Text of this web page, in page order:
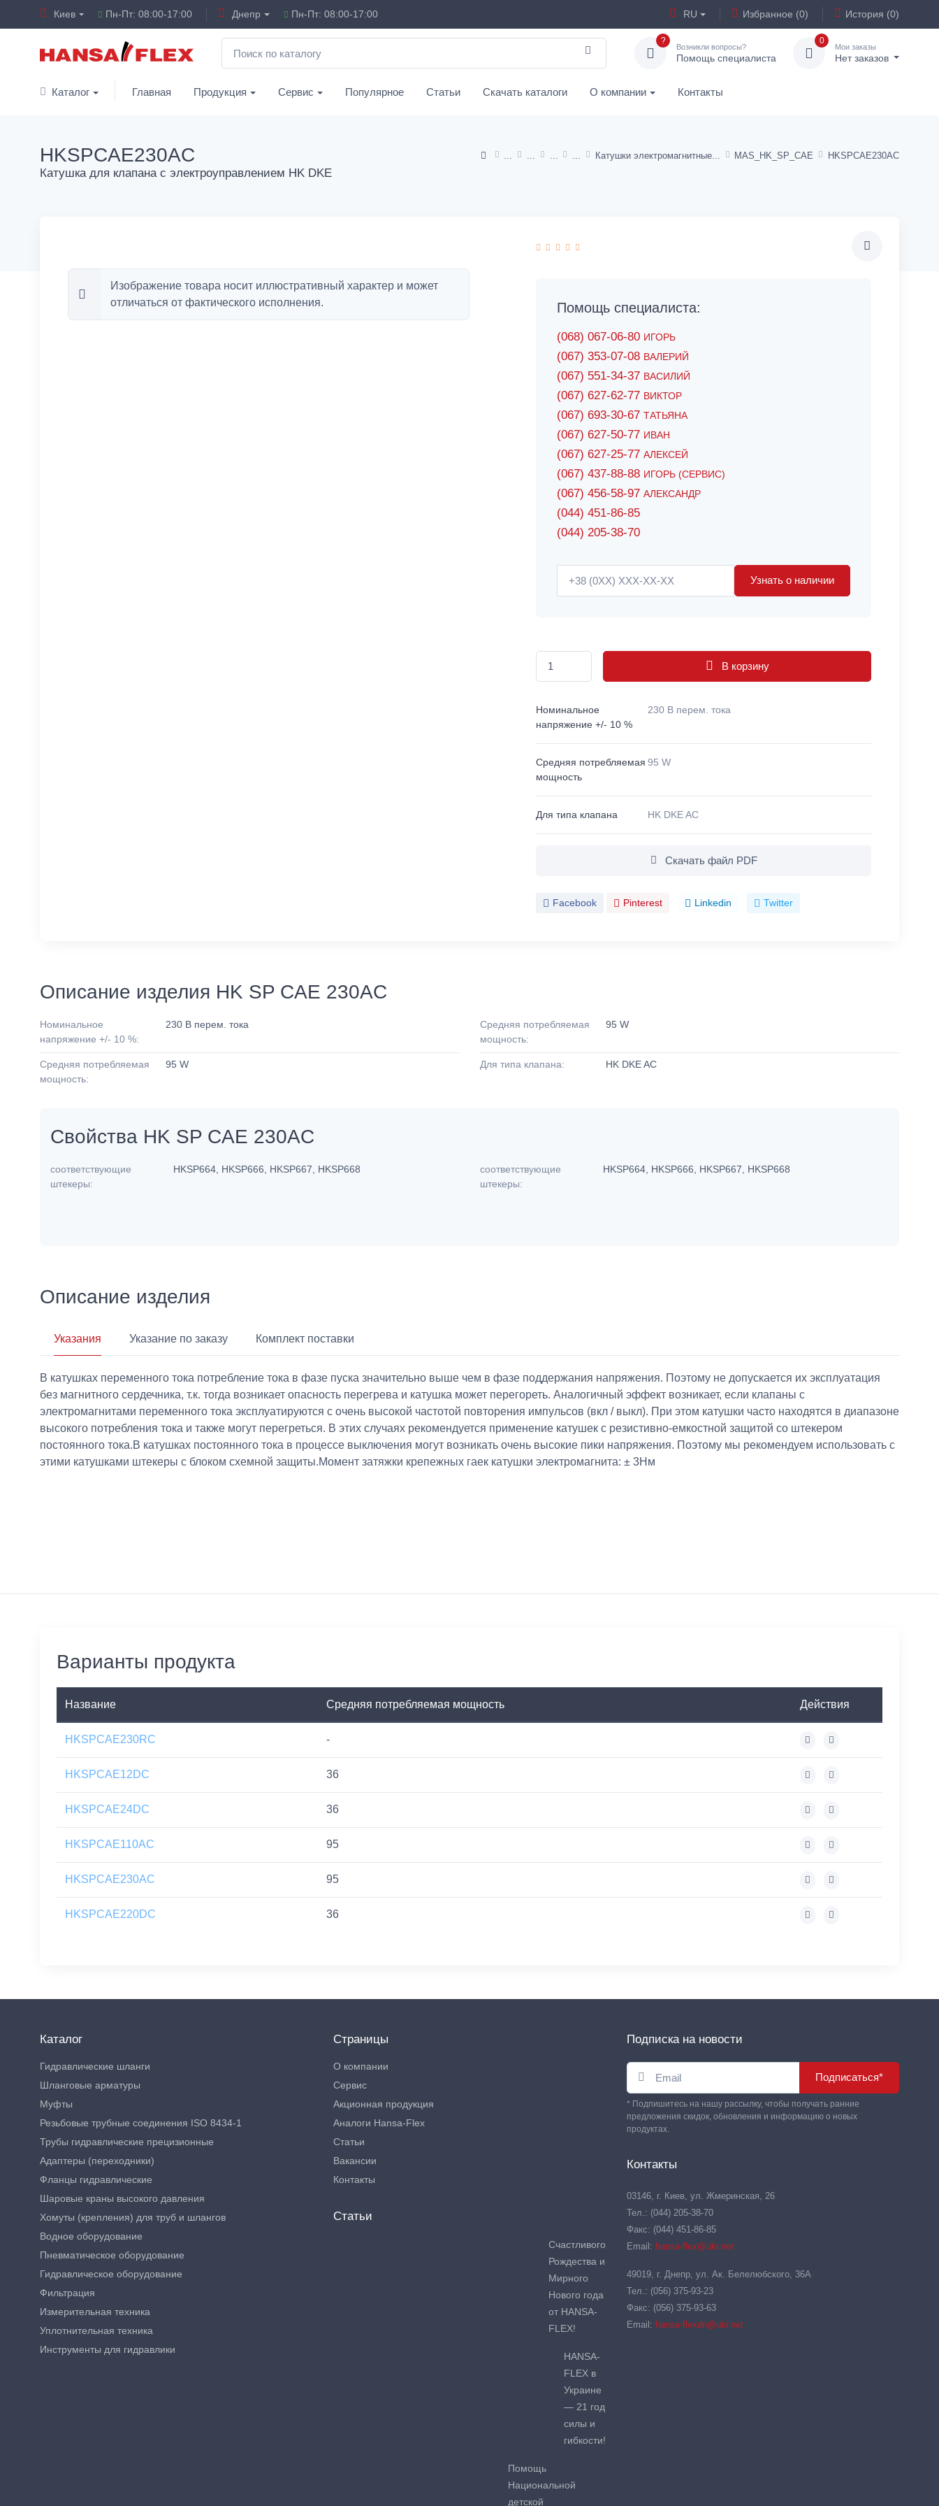
Киев Пн-Пт: 08:00-17:00 Днепр Пн-Пт: 08:00-17:00 RU Избранное (0) История (0)
?
Возникли вопросы?
Помощь специалиста
0
Мои заказы
Нет заказов
Каталог Главная Продукция Сервис Популярное Статьи Скачать каталоги О компании Контакты
Катушки электромагнитные MAS_HK_SP_CAE HKSPCAE230AC
HKSPCAE230AC
Катушка для клапана с электроуправлением HK DKE
Изображение товара носит иллюстративный характер и может
отличаться от фактического исполнения.
Помощь специалиста:
(068) 067-06-80 ИГОРЬ
(067) 353-07-08 ВАЛЕРИЙ
(067) 551-34-37 ВАСИЛИЙ
(067) 627-62-77 ВИКТОР
(067) 693-30-67 ТАТЬЯНА
(067) 627-50-77 ИВАН
(067) 627-25-77 АЛЕКСЕЙ
(067) 437-88-88 ИГОРЬ (СЕРВИС)
(067) 456-58-97 АЛЕКСАНДР
(044) 451-86-85
(044) 205-38-70
Узнать о наличии
В корзину
Номинальное
напряжение +/- 10 %
230 В перем. тока
Средняя потребляемая
мощность
95 W
Для типа клапана HK DKE AC
Скачать файл PDF
Facebook Pinterest Linkedin Twitter
Описание изделия HK SP CAE 230AC
Номинальное
напряжение +/- 10 %:
230 В перем. тока
Средняя потребляемая
мощность:
95 W
Средняя потребляемая
мощность:
95 W
Для типа клапана: HK DKE AC
Свойства HK SP CAE 230AC
соответствующие
штекеры:
HKSP664, HKSP666, HKSP667, HKSP668
соответствующие
штекеры:
HKSP664, HKSP666, HKSP667, HKSP668
Описание изделия
Указания Указание по заказу Комплект поставки
В катушках переменного тока потребление тока в фазе пуска значительно выше чем в фазе поддержания напряжения. Поэтому не допускается их эксплуатация
без магнитного сердечника, т.к. тогда возникает опасность перегрева и катушка может перегореть. Аналогичный эффект возникает, если клапаны с
электромагнитами переменного тока эксплуатируются с очень высокой частотой повторения импульсов (вкл / выкл). При этом катушки часто находятся в диапазоне
высокого потребления тока и также могут перегреться. В этих случаях рекомендуется применение катушек с резистивно-емкостной защитой со штекером
постоянного тока.В катушках постоянного тока в процессе выключения могут возникать очень высокие пики напряжения. Поэтому мы рекомендуем использовать с
этими катушками штекеры с блоком схемной защиты.Момент затяжки крепежных гаек катушки электромагнита: ± 3Нм
Варианты продукта
Название Средняя потребляемая мощность Действия
HKSPCAE230RC -
HKSPCAE12DC 36
HKSPCAE24DC 36
HKSPCAE110AC 95
HKSPCAE230AC 95
HKSPCAE220DC 36
Каталог
Гидравлические шланги
Шланговые арматуры
Муфты
Резьбовые трубные соединения ISO 8434-1
Трубы гидравлические прецизионные
Адаптеры (переходники)
Фланцы гидравлические
Шаровые краны высокого давления
Хомуты (крепления) для труб и шлангов
Водное оборудование
Пневматическое оборудование
Гидравлическое оборудование
Фильтрация
Измерительная техника
Уплотнительная техника
Инструменты для гидравлики
Страницы
О компании
Сервис
Акционная продукция
Аналоги Hansa-Flex
Статьи
Вакансии
Контакты
Статьи
Счастливого
Рождества и
Мирного
Нового года
от HANSA-
FLEX!
HANSA-
FLEX в
Украине
— 21 год
силы и
гибкости!
Помощь
Национальной
детской
Подписка на новости
Подписаться*
* Подпишитесь на нашу рассылку, чтобы получать ранние
предложения скидок, обновления и информацию о новых
продуктах.
Контакты
03146, г. Киев, ул. Жмеринская, 26
Тел.: (044) 205-38-70
Факс: (044) 451-86-85
Email: hansa-flex@ukr.net
49019, г. Днепр, ул. Ак. Белелюбского, 36А
Тел.: (056) 375-93-23
Факс: (056) 375-93-63
Email: hansa-flexdn@ukr.net